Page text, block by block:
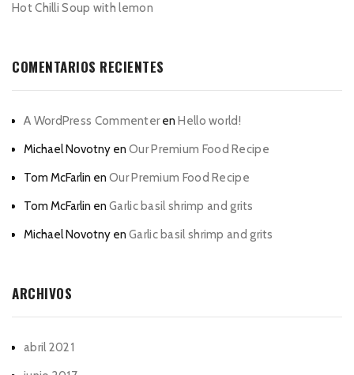
Hot Chilli Soup with lemon
COMENTARIOS RECIENTES
A WordPress CommenterenHello world!
Michael Novotny en Our Premium Food Recipe
Tom McFarlin en Our Premium Food Recipe
Tom McFarlin en Garlic basil shrimp and grits
Michael Novotny en Garlic basil shrimp and grits
ARCHIVOS
abril 2021